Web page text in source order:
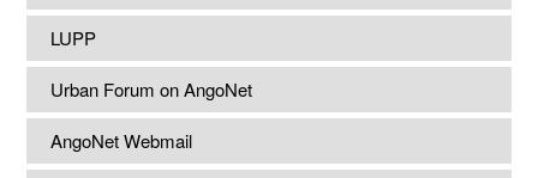
LUPP
Urban Forum on AngoNet
AngoNet Webmail